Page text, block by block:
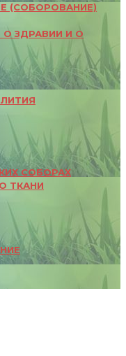
(СОБОРОВАНИЕ)
ЗДРАВИИ И О
СОБОРАХ
ТКАНИ